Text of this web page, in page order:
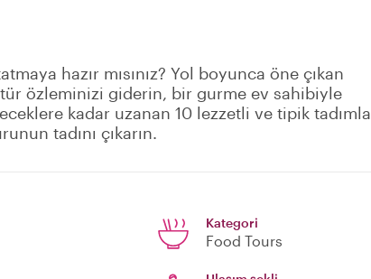
hazır mısınız? Yol boyunca öne çıkan
özleminizi giderin, bir gurme ev sahibiyle
kadar uzanan 10 lezzetli ve tipik tadımla
tadını çıkarın.
Kategori
Food Tours